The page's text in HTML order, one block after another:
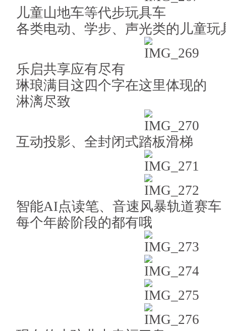
儿童山地车等代步玩具车
各类电动、学步、声光类的儿童玩
乐启共享应有尽有
琳琅满目这四个字在这里体现的
淋漓尽致
互动投影、全封闭式踏板滑梯
智能AI点读笔、音速风暴轨道赛车
每个年龄阶段的都有哦